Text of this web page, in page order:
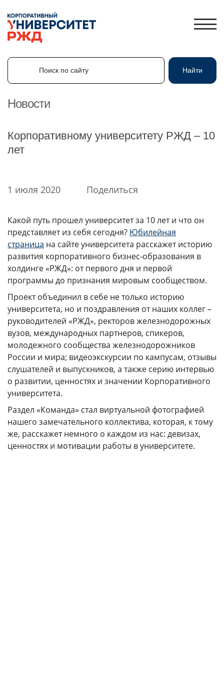
ГОДОВЫЕ ОТЧЕТЫ
История
Команда
Награды
УНИВЕРмаг
Сведения об образовательной организации
Годовые отчеты
Стоимость образовательных услуг
III Форум лидеров корпоративного обучения
России
Сообщество внутренних тренеров
Контакты
Поиск по сайту Найти
Новости
Корпоративному университету РЖД – 10
лет
1 июля 2020 Поделиться
Какой путь прошел университет за 10 лет и что он
представляет из себя сегодня? Юбилейная
страница на сайте университета расскажет историю
развития корпоративного бизнес-образования в
холдинге «РЖД»: от первого дня и первой
программы до признания мировым сообществом.
Проект объединил в себе не только историю
университета, но и поздравления от наших коллег –
руководителей «РЖД», ректоров железнодорожных
вузов, международных партнеров, спикеров,
молодежного сообщества железнодорожников
России и мира; видеоэкскурсии по кампусам, отзывы
слушателей и выпускников, а также серию интервью
о развитии, ценностях и значении Корпоративного
университета.
Раздел «Команда» стал виртуальной фотографией
нашего замечательного коллектива, которая, к тому
же, расскажет немного о каждом из нас: девизах,
ценностях и мотивации работы в университете.